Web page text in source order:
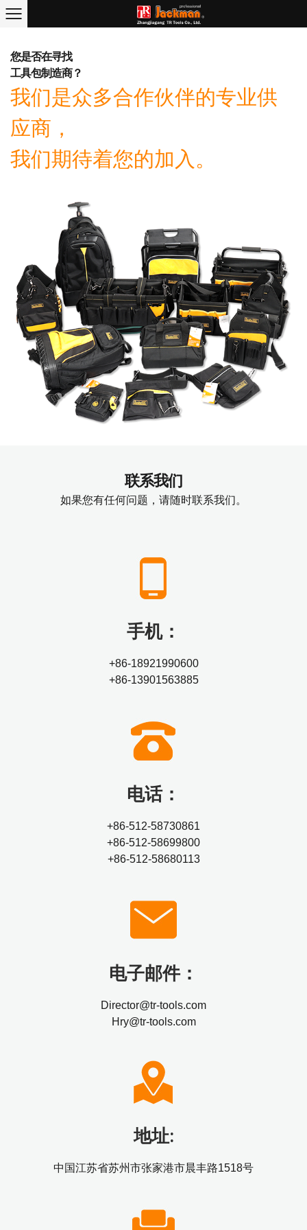
首页
您是否在寻找
工具包制造商？
我们是众多合作伙伴的专业供
应商，
我们期待着您的加入。
联系我们
如果您有任何问题，请随时联系我们。
手机：
+86-18921990600
+86-13901563885
电话：
+86-512-58730861
+86-512-58699800
+86-512-58680113
电子邮件：
Director@tr-tools.com
Hry@tr-tools.com
地址:
中国江苏省苏州市张家港市晨丰路1518号